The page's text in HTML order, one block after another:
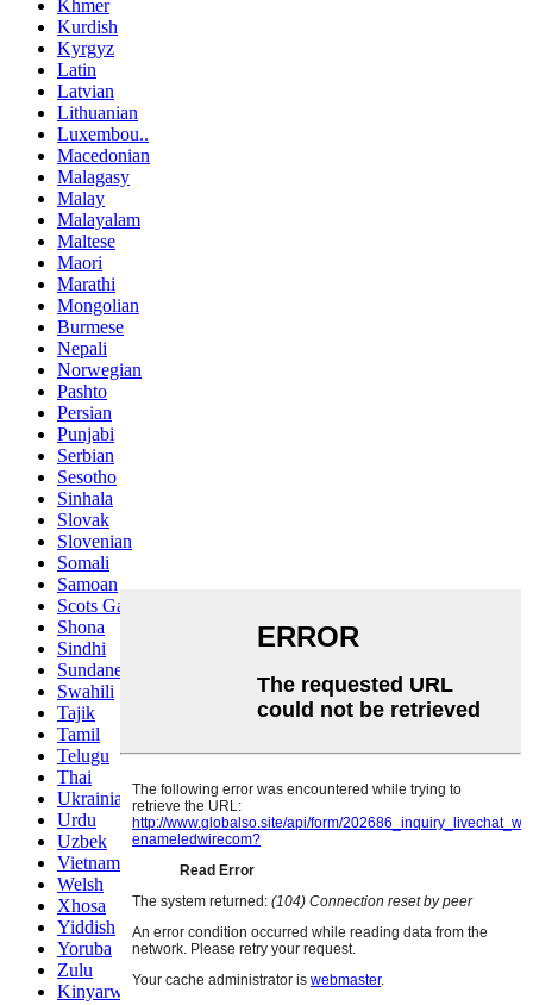
Khmer
Kurdish
Kyrgyz
Latin
Latvian
Lithuanian
Luxembou..
Macedonian
Malagasy
Malay
Malayalam
Maltese
Maori
Marathi
Mongolian
Burmese
Nepali
Norwegian
Pashto
Persian
Punjabi
Serbian
Sesotho
Sinhala
Slovak
Slovenian
Somali
Samoan
Scots Gaelic
Shona
Sindhi
Sundanese
Swahili
Tajik
Tamil
Telugu
Thai
Ukrainian
Urdu
Uzbek
Vietnamese
Welsh
Xhosa
Yiddish
Yoruba
Zulu
Kinyarwanda